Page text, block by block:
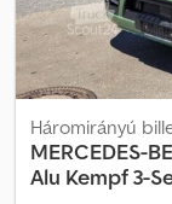
Háromirányú
MERCEDES-
Alu Kempf 3-